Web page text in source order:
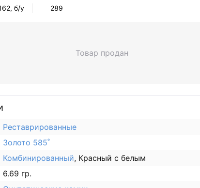
, б/у 289
Товар продан
Реставрированные
Золото 585˚
Комбинированный, Красный с белым
6.69 гр.